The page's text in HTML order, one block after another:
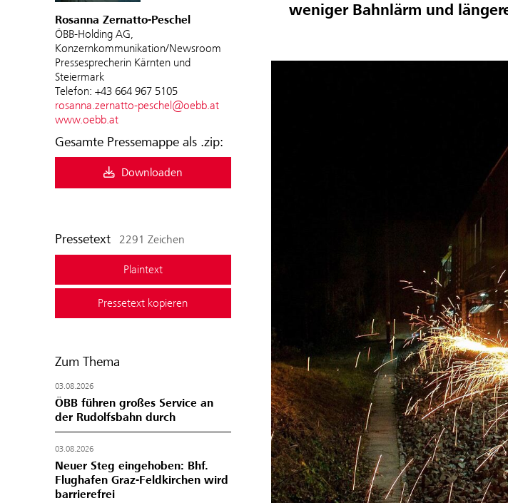
Rosanna Zernatto-Peschel
ÖBB-Holding AG,
Konzernkommunikation/Newsroom
Pressesprecherin Kärnten und
Steiermark
Telefon: +43 664 967 5105
rosanna.zernatto-peschel@oebb.at
www.oebb.at
Gesamte Pressemappe als .zip:
Downloaden
Pressetext 2291 Zeichen
Plaintext
Pressetext kopieren
Zum Thema
03.08.2026
ÖBB führen großes Service an
der Rudolfsbahn durch
03.08.2026
Neuer Steg eingehoben: Bhf.
Flughafen Graz-Feldkirchen wird
barrierefrei
weniger Bahnlärm und